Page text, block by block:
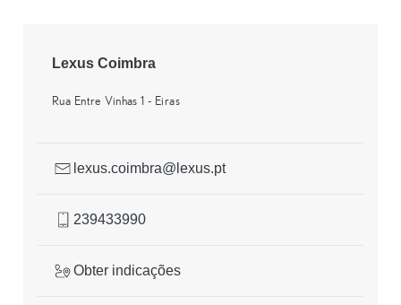
Lexus Coimbra
Rua Entre Vinhas 1 - Eiras
lexus.coimbra@lexus.pt
239433990
Obter indicações